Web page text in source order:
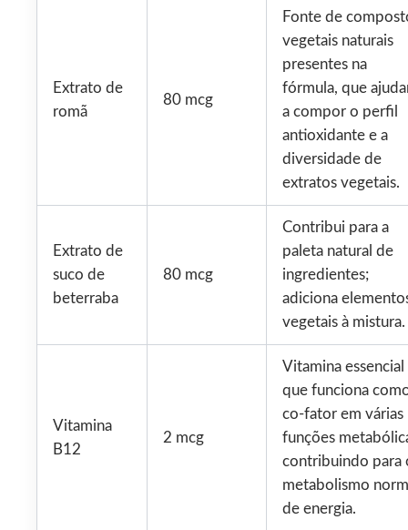
Extrato de
romã
80 mcg
Fonte de
vegetais naturais
presentes na
fórmula, que
a compor o perfil
antioxidante e a
diversidade de
extratos vegetais.
Extrato de
suco de
beterraba
80 mcg
Contribui para a
paleta natural de
ingredientes;
adiciona
vegetais à mistura.
Vitamina
B12
2 mcg
Vitamina essencial
que funciona
co-fator em várias
funções
contribuindo para
metabolismo
de energia.